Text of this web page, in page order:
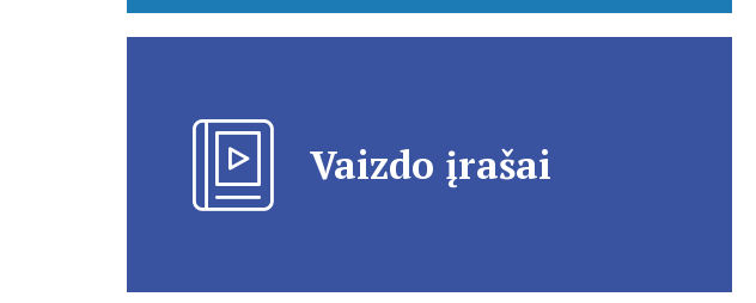
Vaizdo įrašai